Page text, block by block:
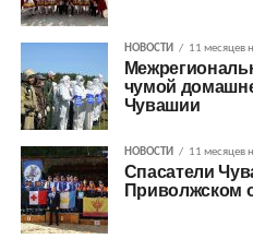
НОВОСТИ 11 месяцев
чумой
Чувашии
НОВОСТИ 11 месяцев
Спасатели
Приволжском